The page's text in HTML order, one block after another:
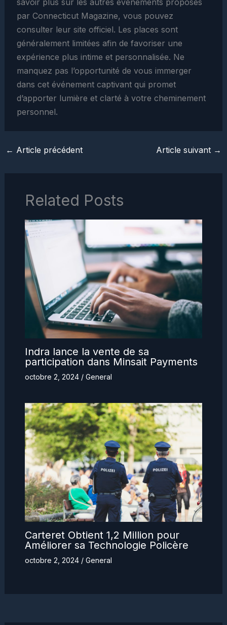
savoir plus sur les autres événements proposés
par Connecticut Magazine, vous pouvez
consulter leur site officiel. Les places sont
généralement limitées afin de favoriser une
expérience plus intime et personnalisée. Ne
manquez pas l’opportunité de vous immerger
dans cet événement captivant qui promet
d’apporter lumière et clarté à votre cheminement
personnel.
← Article précédent Article suivant →
Related Posts
Indra lance la vente de sa
participation dans Minsait Payments
octobre 2, 2024 / General
Carteret Obtient 1,2 Million pour
Améliorer sa Technologie Policère
octobre 2, 2024 / General